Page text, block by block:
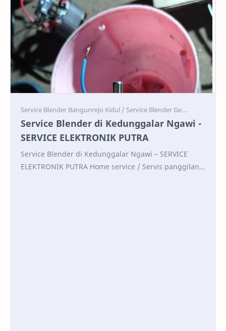
Service Service
Service Blender di Kedunggalar Ngawi -
SERVICE ELEKTRONIK PUTRA
Service Blender di Kedunggalar Ngawi – SERVICE
ELEKTRONIK PUTRA Home service / Servis panggilan